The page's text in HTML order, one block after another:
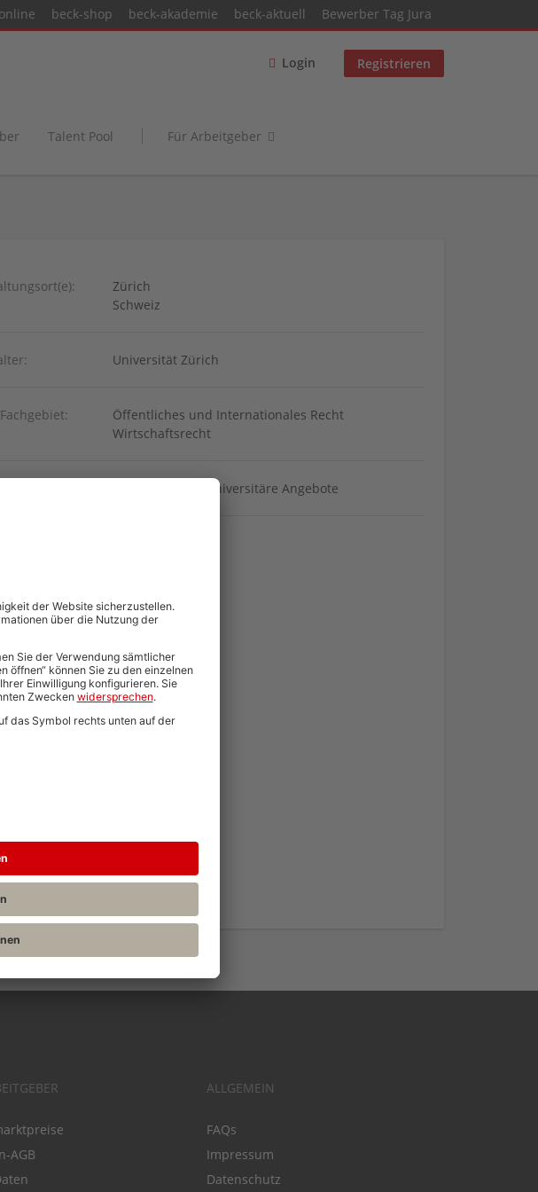
beck-shop beck-akademie beck-aktuell Bewerber Tag Jura
Login Registrieren
Talent Pool Für Arbeitgeber
Zürich
Schweiz
Universität Zürich
Öffentliches und Internationales Recht
Wirtschaftsrecht
Studiengänge / universitäre Angebote
AGB
ALLGEMEIN
FAQs
Impressum
Datenschutz